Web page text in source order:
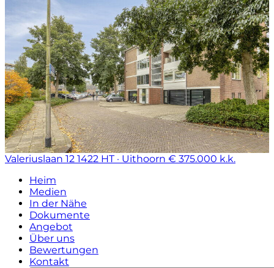
Valeriuslaan 12 1422 HT · Uithoorn € 375.000 k.k.
Heim
Medien
In der Nähe
Dokumente
Angebot
Über uns
Bewertungen
Kontakt